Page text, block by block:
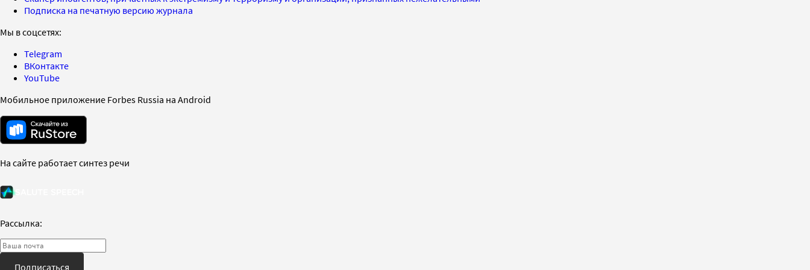
Подписка на печатную версию журнала
Мы в соцсетях:
Telegram
ВКонтакте
YouTube
Мобильное приложение Forbes Russia на Android
На сайте работает синтез речи
Рассылка:
Подписаться